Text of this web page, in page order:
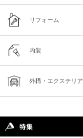
リフォーム
外構・エクステリア
内装